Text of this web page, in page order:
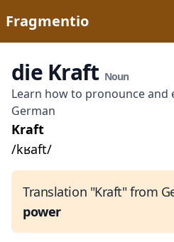
Fragmentio
die Kraft Noun
Learn how to pronounce and
German
Kraft
/kʁaft/
Translation "Kraft" from
power